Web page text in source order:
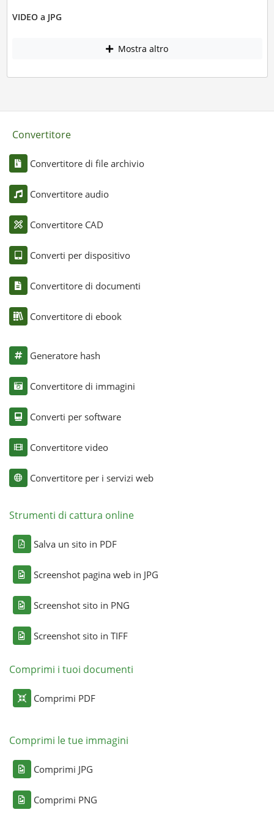
VIDEO a JPG
Mostra altro
Convertitore
Convertitore di file archivio
Convertitore audio
Convertitore CAD
Converti per dispositivo
Convertitore di documenti
Convertitore di ebook
Generatore hash
Convertitore di immagini
Converti per software
Convertitore video
Convertitore per i servizi web
Strumenti di cattura online
Salva un sito in PDF
Screenshot pagina web in JPG
Screenshot sito in PNG
Screenshot sito in TIFF
Comprimi i tuoi documenti
Comprimi PDF
Comprimi le tue immagini
Comprimi JPG
Comprimi PNG